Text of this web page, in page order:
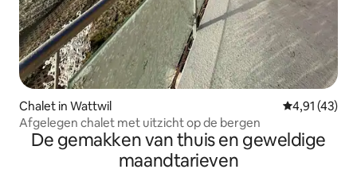
Chalet in Wattwil Gemiddelde
4,91 (43)
Afgelegen chalet met uitzicht op de bergen
De gemakken van thuis en geweldige
maandtarieven